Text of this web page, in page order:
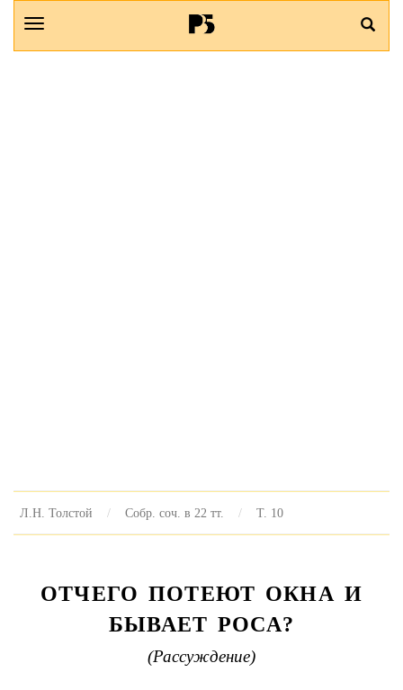
Л.Н. Толстой Собр. соч. в 22 тт. Т. 10
ОТЧЕГО ПОТЕЮТ ОКНА И
БЫВАЕТ РОСА?
(Рассуждение)